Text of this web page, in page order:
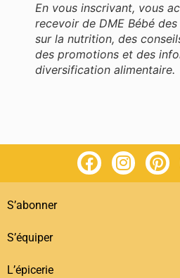
En vous inscrivant, vous
recevoir de DME Bébé
sur la nutrition, des
des promotions et des
diversification alimentaire.
S’abonner
S’équiper
L’épicerie